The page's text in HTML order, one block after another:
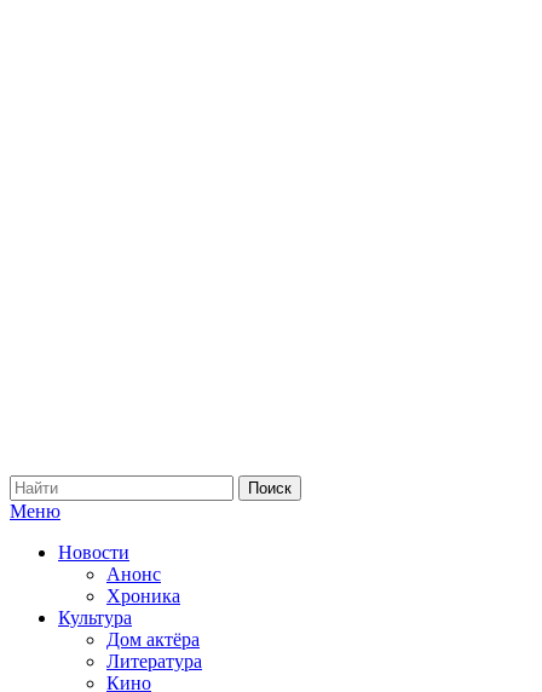
Меню
Новости
Анонс
Хроника
Культура
Дом актёра
Литература
Кино